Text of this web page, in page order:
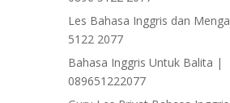
Les Bahasa Inggris dan
5122 2077
Bahasa Inggris Untuk Balita |
089651222077